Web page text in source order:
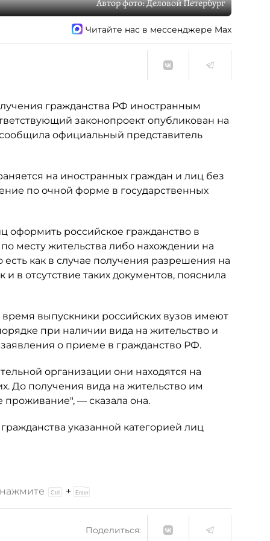
Автор фото:Деловой Петербург
Читайте нас в мессенджере Max
гражданства РФ иностранным
законопроект опубликован на
официальный представитель
на иностранных граждан и лиц без
по очной форме в государственных
оформить российское гражданство в
месту жительства либо нахождении на
как в случае получения разрешения на
в отсутствие таких документов, пояснила
выпускники российских вузов имеют
при наличии вида на жительство и
о приеме в гражданство РФ.
организации они находятся на
До получения вида на жительство им
— сказала она.
указанной категорией лиц
+
Поделиться: